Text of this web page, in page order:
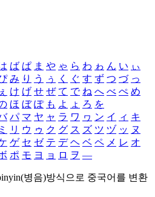
ば ぱ ま や ゃ ら わ ゎ ん い ぃ
み り う ぅ く ぐ す ず つ づ っ
ぇ け げ せ ぜ て で ね へ べ ぺ め
ほ ぼ ぽ も よ ょ ろ を
パ マ ヤ ャ ラ ワ ヮ ン イ ィ キ
ミ リ ウ ゥ ク グ ス ズ ツ ヅ ッ ヌ
ゲ セ ゼ テ デ ヘ ベ ペ メ レ オ
ポ モ ヨ ョ ロ ヲ ―
병음)방식으로 중국어를 변환